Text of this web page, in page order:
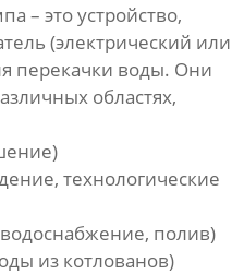
– это устройство,
(электрический или
перекачки воды. Они
областях,
технологические
полив)
из котлованов)